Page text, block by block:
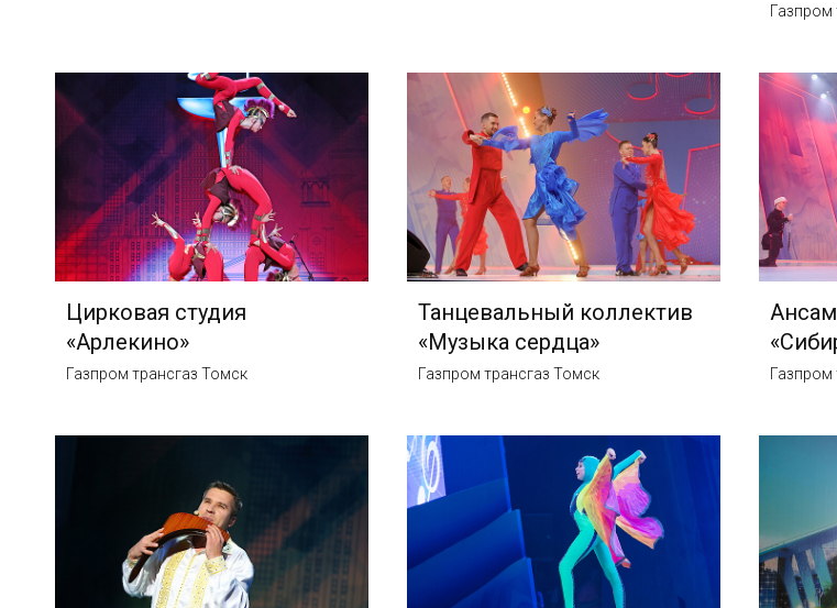
Газпром
Цирковая студия
«Арлекино»
Газпром трансгаз Томск
Танцевальный коллектив
«Музыка сердца»
Газпром трансгаз Томск Газпром